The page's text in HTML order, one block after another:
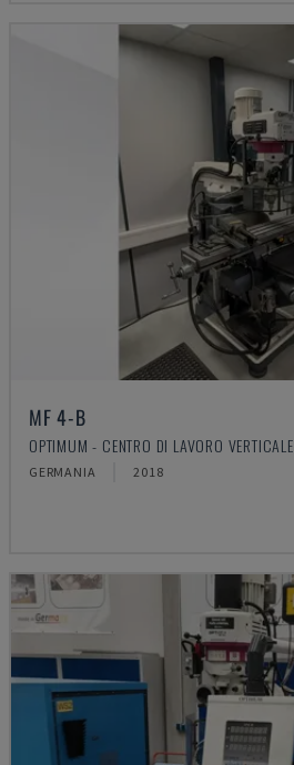
MF 4-B
OPTIMUM - CENTRO DI LAVORO VERTICALE
GERMANIA 2018